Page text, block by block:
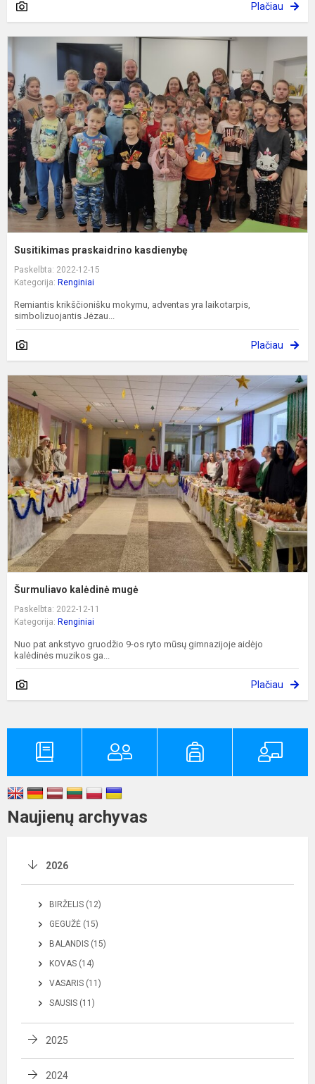
Plačiau
Susitikimas praskaidrino kasdienybę
Paskelbta: 2022-12-15
Kategorija: Renginiai
Remiantis krikščionišku mokymu, adventas yra laikotarpis,
simbolizuojantis Jėzau...
Plačiau
Šurmuliavo kalėdinė mugė
Paskelbta: 2022-12-11
Kategorija: Renginiai
Nuo pat ankstyvo gruodžio 9-os ryto mūsų gimnazijoje aidėjo
kalėdinės muzikos ga...
Plačiau
Naujienų archyvas
2026
BIRŽELIS (12)
GEGUŽĖ (15)
BALANDIS (15)
KOVAS (14)
VASARIS (11)
SAUSIS (11)
2025
2024